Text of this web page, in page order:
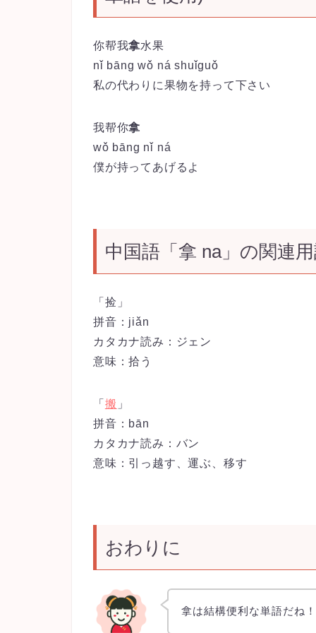
你帮我拿水果
nǐ bāng wǒ ná shuǐguǒ
私の代わりに果物を持って下さい
我帮你拿
wǒ bāng nǐ ná
僕が持ってあげるよ
中国語「拿 na」の関連
「捡」
拼音：jiǎn
カタカナ読み：ジェン
意味：拾う
「 搬 」
拼音：bān
カタカナ読み：バン
意味：引っ越す、運ぶ、移す
おわりに
拿は結構便利な単語だね